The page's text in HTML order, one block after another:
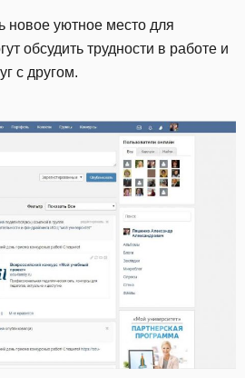
новое уютное место для
обсудить трудности в работе и
с другом.